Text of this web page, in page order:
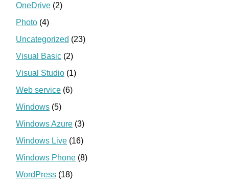
OneDrive (2)
Photo (4)
Uncategorized (23)
Visual Basic (2)
Visual Studio (1)
Web service (6)
Windows (5)
Windows Azure (3)
Windows Live (16)
Windows Phone (8)
WordPress (18)